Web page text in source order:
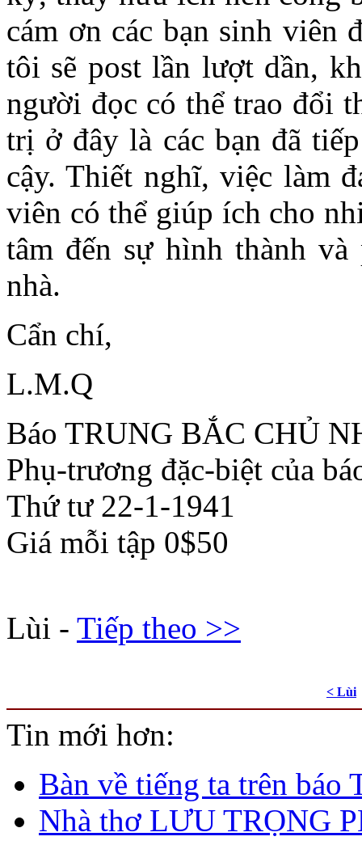
cám ơn các bạn sinh viên
tôi sẽ post lần lượt dần,
người đọc có thể trao đổi
trị ở đây là các bạn đã
cậy. Thiết nghĩ, việc làm
viên có thể giúp ích cho
tâm đến sự hình thành
nhà.
Cẩn chí,
L.M.Q
Báo TRUNG BẮC CHỦ
Phụ-trương đặc-biệt của
Thứ tư 22-1-1941
Giá mỗi tập 0$50
Lùi - Tiếp theo >>
< Lùi
Tin mới hơn:
Bàn về tiếng ta trên báo
Nhà thơ LƯU TRỌNG